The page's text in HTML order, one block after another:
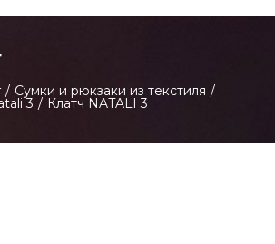
/ Сумки и рюкзаки из текстиля /
3 / Клатч NATALI 3